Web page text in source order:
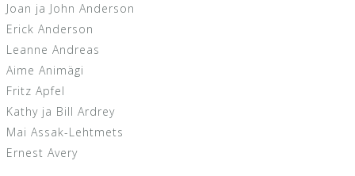
Joan ja John Anderson
Erick Anderson
Leanne Andreas
Aime Animägi
Fritz Apfel
Kathy ja Bill Ardrey
Mai Assak-Lehtmets
Ernest Avery